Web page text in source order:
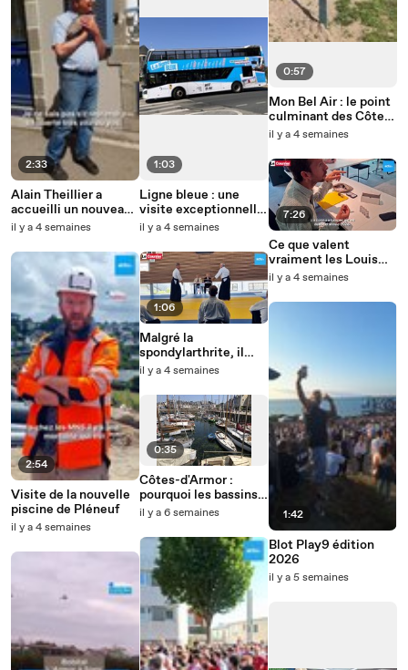
2:33
Alain Theillier a
accueilli un nouveau
goeland chez lui a
il y a 4 semaines
2:54
Visite de la nouvelle
piscine de Pléneuf
il y a 4 semaines
1:03
Ligne bleue : une
visite exceptionnelle
de Brest au prix d’un
il y a 4 semaines
1:06
Malgré la
spondylarthrite, il
obtient son 4e dan
il y a 4 semaines
0:35
Côtes-d'Armor :
pourquoi les bassins
du port de Paimpol
il y a 6 semaines
0:57
Mon Bel Air : le point
culminant des Côtes-
d'Armor
il y a 4 semaines
7:26
Ce que valent
vraiment les Louis
d'or de votre arrière-
il y a 4 semaines
1:42
Blot Play9 édition
2026
il y a 5 semaines